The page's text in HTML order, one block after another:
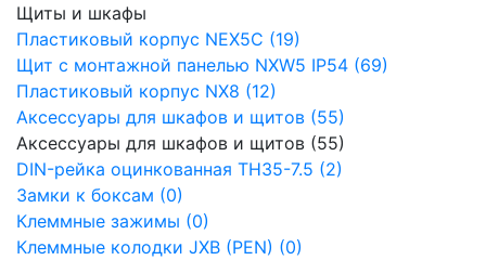
Щиты и шкафы
Пластиковый корпус NEX5C (19)
Щит с монтажной панелью NXW5 IP54 (69)
Пластиковый корпус NX8 (12)
Аксессуары для шкафов и щитов (55)
Аксессуары для шкафов и щитов (55)
DIN-рейка оцинкованная TH35-7.5 (2)
Замки к боксам (0)
Клеммные зажимы (0)
Клеммные колодки JXB (PEN) (0)